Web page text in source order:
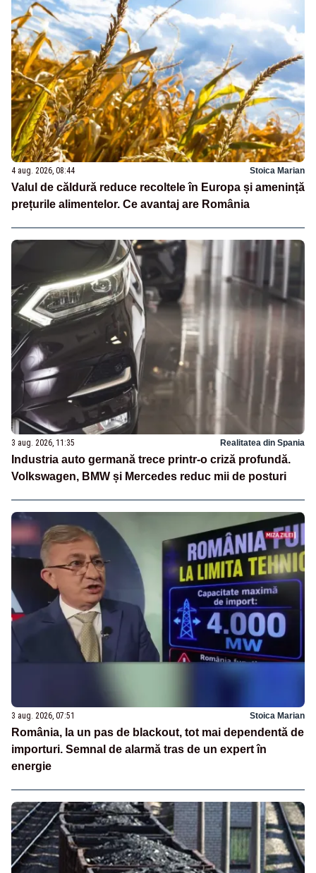
4 aug. 2026, 08:44 Stoica Marian
Valul de căldură reduce recoltele în Europa și amenință
prețurile alimentelor. Ce avantaj are România
3 aug. 2026, 11:35 Realitatea din Spania
Industria auto germană trece printr-o criză profundă.
Volkswagen, BMW și Mercedes reduc mii de posturi
3 aug. 2026, 07:51 Stoica Marian
România, la un pas de blackout, tot mai dependentă de
importuri. Semnal de alarmă tras de un expert în
energie